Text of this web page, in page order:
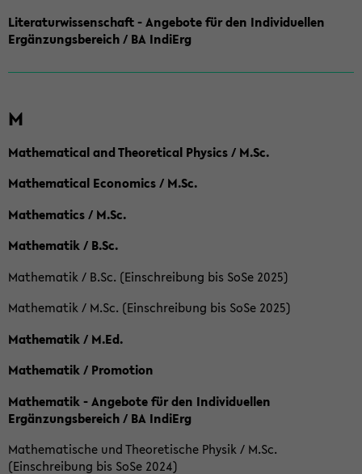
Literaturwissenschaft - Angebote für den Individuellen
Ergänzungsbereich / BA IndiErg
M
Mathematical and Theoretical Physics / M.Sc.
Mathematical Economics / M.Sc.
Mathematics / M.Sc.
Mathematik / B.Sc.
Mathematik / B.Sc. (Einschreibung bis SoSe 2025)
Mathematik / M.Sc. (Einschreibung bis SoSe 2025)
Mathematik / M.Ed.
Mathematik / Promotion
Mathematik - Angebote für den Individuellen
Ergänzungsbereich / BA IndiErg
Mathematische und Theoretische Physik / M.Sc.
(Einschreibung bis SoSe 2024)